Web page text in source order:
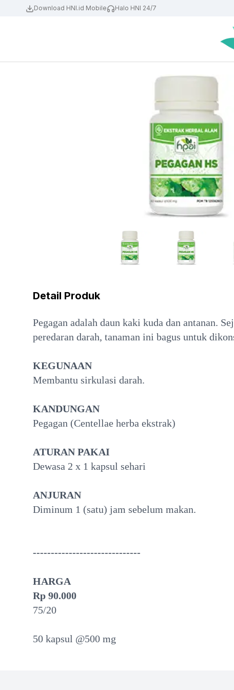
Download HNI.id Mobile Halo HNI 24/7
Detail Produk
Pegagan adalah daun kaki kuda dan antanan.
peredaran darah, tanaman ini bagus untuk
KEGUNAAN
Membantu sirkulasi darah.
KANDUNGAN
Pegagan (Centellae herba ekstrak)
ATURAN PAKAI
Dewasa 2 x 1 kapsul sehari
ANJURAN
Diminum 1 (satu) jam sebelum makan.
------------------------------
HARGA
Rp 90.000
75/20
50 kapsul @500 mg